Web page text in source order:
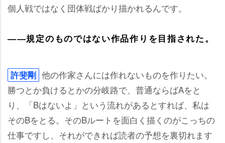
個人戦ではなく団体戦ばかり描かれるんです。
――規定のものではない作品作りを目指された。
許斐剛 他の作家さんには作れないものを作りたい。
勝つとか負けるとかの分岐路で、普通ならばAをと
り、「Bはないよ」という流れがあるとすれば、私は
そのBをとる。そのBルートを面白く描くのがこっちの
仕事ですし、それができれば読者の予想を裏切れます